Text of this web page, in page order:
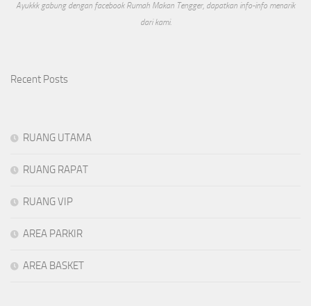
Ayukkk gabung dengan facebook Rumah Makan Tengger, dapatkan info-info menarik
dari kami.
Recent Posts
RUANG UTAMA
RUANG RAPAT
RUANG VIP
AREA PARKIR
AREA BASKET